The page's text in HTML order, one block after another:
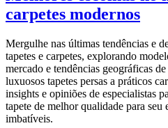
carpetes modernos
Mergulhe nas últimas tendências e
tapetes e carpetes, explorando
mercado e tendências geográficas
luxuosos tapetes persas a práticos
insights e opiniões de especialistas
tapete de melhor qualidade para seu
imbatíveis.